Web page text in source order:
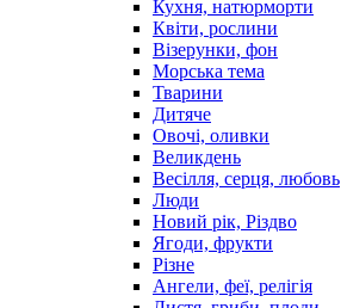
Кухня, натюрморти
Квіти, рослини
Візерунки, фон
Морська тема
Тварини
Дитяче
Овочі, оливки
Великдень
Весілля, серця, любовь
Люди
Новий рік, Різдво
Ягоди, фрукти
Різне
Ангели, феї, релігія